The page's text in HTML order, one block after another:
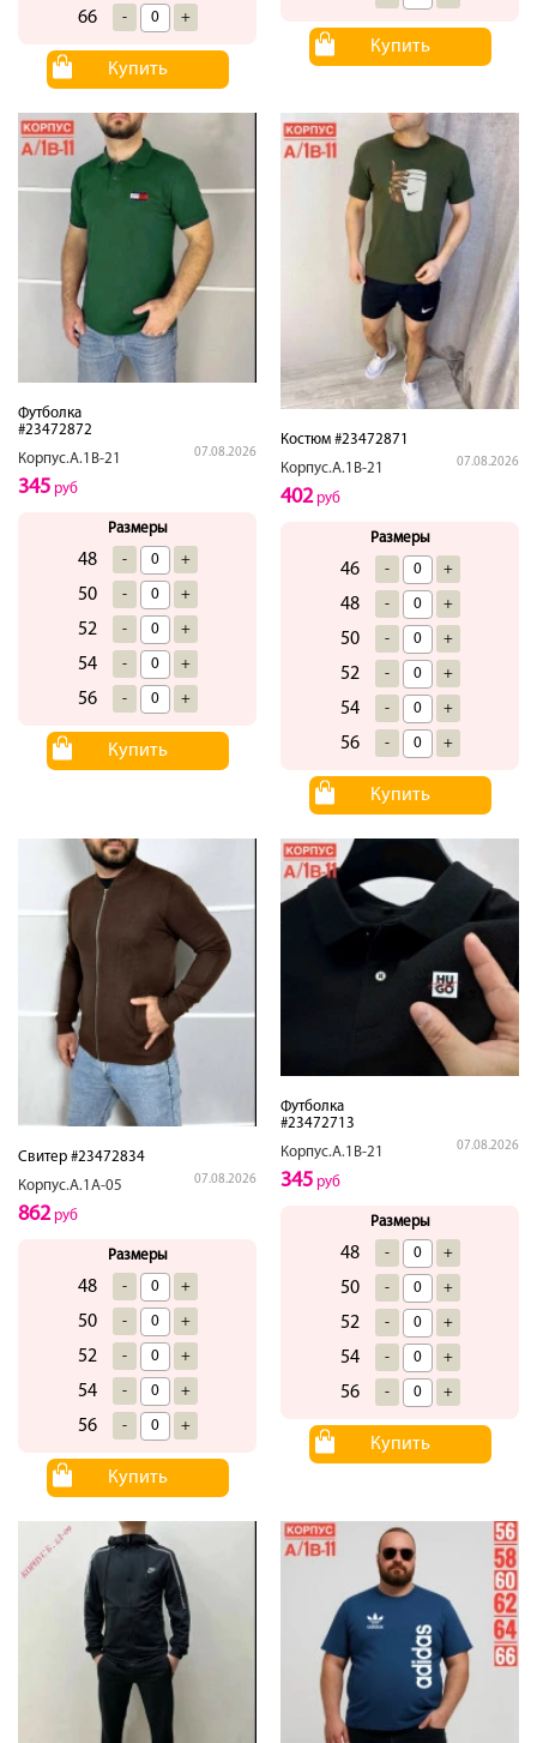
66 - +
Купить
Купить
Футболка
#23472872
Корпус.А.1В-21
07.08.2026
345 руб
Размеры
48 - +
50 - +
52 - +
54 - +
56 - +
Купить
Костюм #23472871
Корпус.А.1В-21
07.08.2026
402руб
Размеры
46 - +
48 - +
50 - +
52 - +
54 - +
56 - +
Купить
Свитер #23472834
Корпус.А.1А-05
07.08.2026
862руб
Размеры
48 - +
50 - +
52 - +
54 - +
56 - +
Купить
Футболка
#23472713
Корпус.А.1В-21
07.08.2026
345 руб
Размеры
48 - +
50 - +
52 - +
54 - +
56 - +
Купить